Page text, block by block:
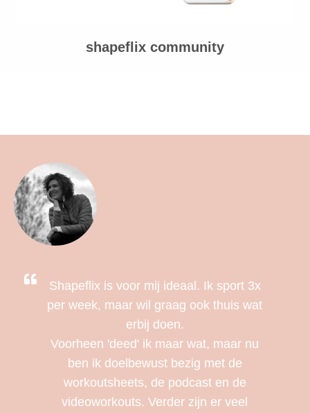
shapeflix community
Shapeflix is voor mij ideaal. Ik sport 3x
per week, maar wil graag ook thuis wat
erbij doen.
Voorheen 'deed' ik maar wat, maar nu
ben ik doelbewust bezig met de
workoutsheets, de podcast en de
videoworkouts. Verder zijn er veel